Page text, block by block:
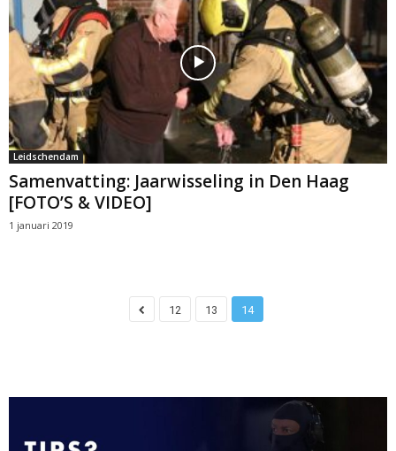
Leidschendam
Samenvatting: Jaarwisseling in Den Haag
[FOTO’S & VIDEO]
1 januari 2019
12 13 14